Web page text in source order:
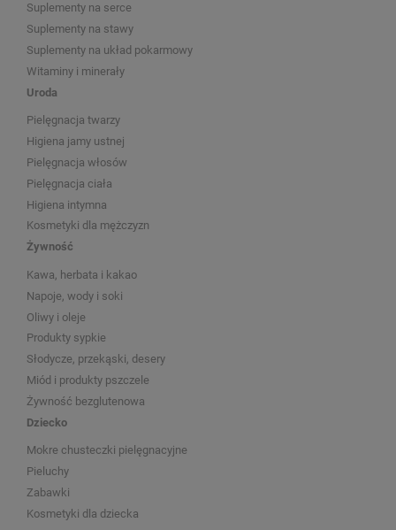
Suplementy na serce
Suplementy na stawy
Suplementy na układ pokarmowy
Witaminy i minerały
Uroda
Pielęgnacja twarzy
Higiena jamy ustnej
Pielęgnacja włosów
Pielęgnacja ciała
Higiena intymna
Kosmetyki dla mężczyzn
Żywność
Kawa, herbata i kakao
Napoje, wody i soki
Oliwy i oleje
Produkty sypkie
Słodycze, przekąski, desery
Miód i produkty pszczele
Żywność bezglutenowa
Dziecko
Mokre chusteczki pielęgnacyjne
Pieluchy
Zabawki
Kosmetyki dla dziecka